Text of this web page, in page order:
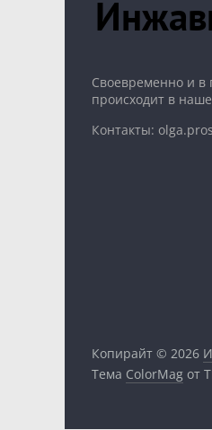
Cвоевременно и в
происходит в
Контакты:
Копирайт © 2026
Тема ColorMag от